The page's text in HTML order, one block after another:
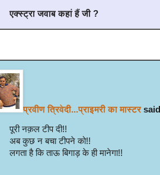
एक्स्ट्रा जवाब कहां हैं जी ?
प्रवीण त्रिवेदी...प्राइमरी का मास्टर
पूरी नक़ल टीप दी!!
अब कुछ न बचा टीपने को!!
लगता है कि ताऊ बिगाड़ के ही मानेगा!!